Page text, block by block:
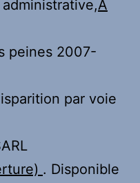
A
peines 2007-
par voie
. Disponible